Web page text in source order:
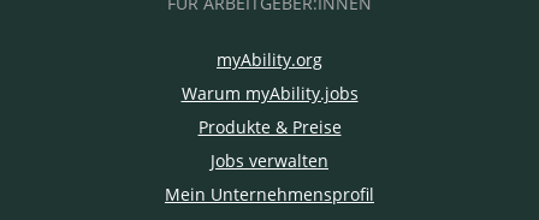
myAbility.org
Warum myAbility.jobs
Produkte & Preise
Jobs verwalten
Mein Unternehmensprofil